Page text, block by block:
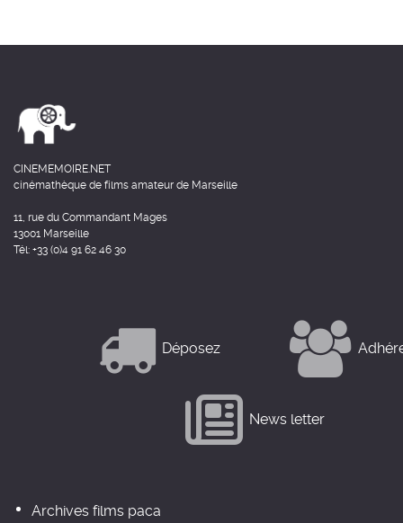
CINEMEMOIRE.NET
cinémathèque de films amateur de Marseille
11, rue du Commandant Mages
13001 Marseille
Tél: +33 (0)4 91 62 46 30
Déposez
News letter
Archives films paca